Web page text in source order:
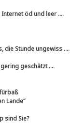
öd und leer ....
die Stunde ungewiss ....
geschätzt ....
Lande“
sind Sie?